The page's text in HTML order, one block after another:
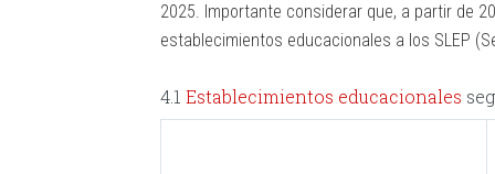
2025. Importante considerar que, a partir de
establecimientos educacionales a los SLEP
4.1 Establecimientos educacionales